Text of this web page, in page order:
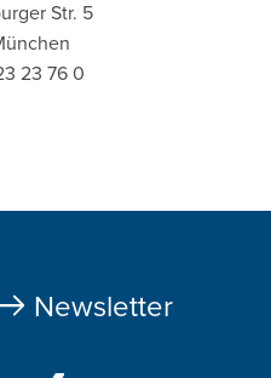
Str. 5
23 76 0
Newsletter